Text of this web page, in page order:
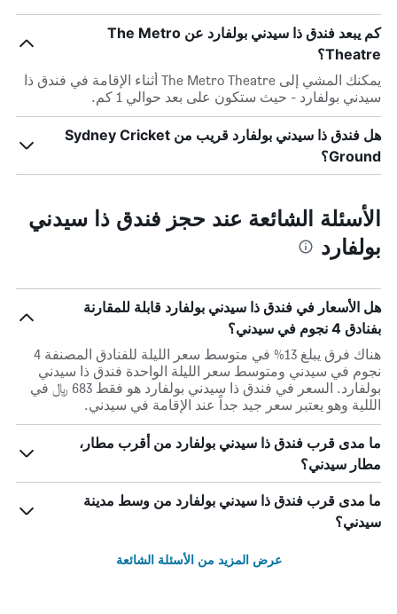
كم يبعد فندق ذا سيدني بولفارد عن The Metro
Theatre؟
يمكنك المشي إلى The Metro Theatre أثناء الإقامة في فندق ذا
سيدني بولفارد - حيث ستكون على بعد حوالي 1 كم.
هل فندق ذا سيدني بولفارد قريب من Sydney Cricket
Ground؟
الأسئلة الشائعة عند حجز فندق ذا سيدني
بولفارد
هل الأسعار في فندق ذا سيدني بولفارد قابلة للمقارنة
بفنادق 4 نجوم في سيدني؟
هناك فرق يبلغ 13% في متوسط ​​سعر الليلة للفنادق المصنفة 4
نجوم في سيدني ومتوسط ​​سعر الليلة الواحدة فندق ذا سيدني
بولفارد. السعر في فندق ذا سيدني بولفارد هو فقط 683 ﷼ في
الللية وهو يعتبر سعر جيد جداً عند الإقامة في سيدني.
ما مدى قرب فندق ذا سيدني بولفارد من أقرب مطار،
مطار سيدني؟
ما مدى قرب فندق ذا سيدني بولفارد من وسط مدينة
سيدني؟
عرض المزيد من الأسئلة الشائعة